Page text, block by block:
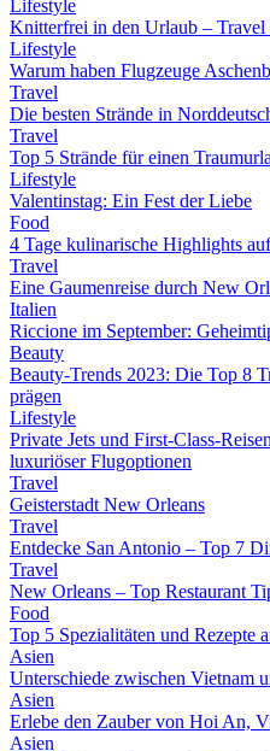
Lifestyle
Knitterfrei in den Urlaub – Travel
Lifestyle
Warum haben Flugzeuge
Travel
Die besten Strände in
Travel
Top 5 Strände für einen
Lifestyle
Valentinstag: Ein Fest der Liebe
Food
4 Tage kulinarische Highlights
Travel
Eine Gaumenreise durch New
Italien
Riccione im September:
Beauty
Beauty-Trends 2023: Die Top 8
prägen
Lifestyle
Private Jets und First-Class-
luxuriöser Flugoptionen
Travel
Geisterstadt New Orleans
Travel
Entdecke San Antonio – Top 7
Travel
New Orleans – Top Restaurant
Food
Top 5 Spezialitäten und Rezepte
Asien
Unterschiede zwischen Vietnam
Asien
Erlebe den Zauber von Hoi An,
Asien